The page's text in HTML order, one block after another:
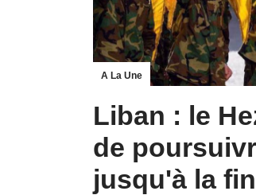
A La Une
Liban : le
de
jusqu'à la